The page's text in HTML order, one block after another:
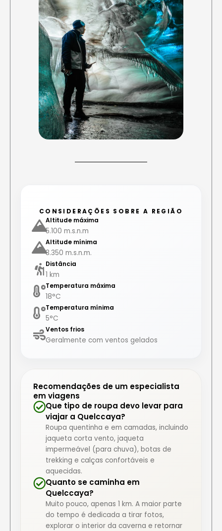
CONSIDERAÇÕES SOBRE A REGIÃO
Altitude máxima
5.100 m.s.n.m
Altitude mínima
3.350 m.s.n.m.
Distância
1 km
Temperatura máxima
18°C
Temperatura mínima
5°C
Ventos frios
Geralmente com ventos gelados
Recomendações de um especialista
em viagens
Que tipo de roupa devo levar para
viajar a Quelccaya?
Roupa quentinha e em camadas, incluindo
jaqueta corta vento, jaqueta
impermeável (para chuva), botas de
trekking e calças confortáveis e
aquecidas.
Quanto se caminha em
Quelccaya?
Muito pouco, apenas 1 km. A maior parte
do tempo é dedicada a tirar fotos,
explorar o interior da caverna e retornar